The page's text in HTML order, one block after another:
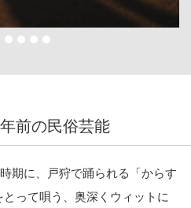
前の民俗芸能
期に、戸狩で踊られる「からす
って唄う、奥深くウィットに